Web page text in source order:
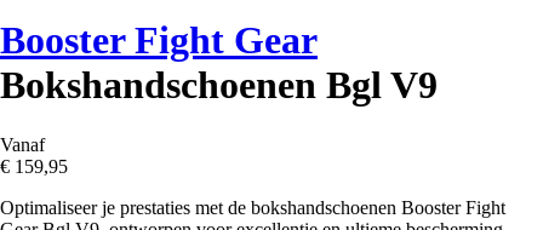
Booster Fight Gear
Bokshandschoenen Bgl V9
Vanaf
€ 159,95
Optimaliseer je prestaties met de bokshandschoenen Booster Fight